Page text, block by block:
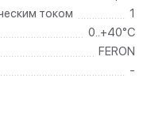
током
1
0..+40°C
FERON
-